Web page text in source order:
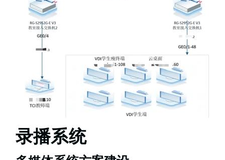
录播系统